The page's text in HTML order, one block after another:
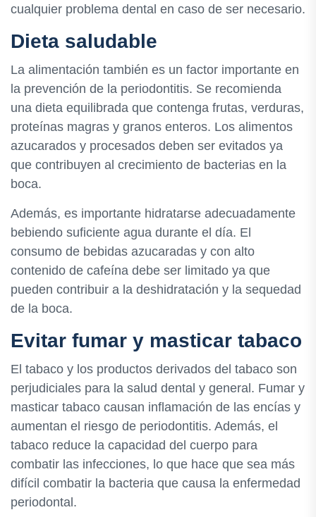
cualquier problema dental en caso de ser necesario.
Dieta saludable
La alimentación también es un factor importante en
la prevención de la periodontitis. Se recomienda
una dieta equilibrada que contenga frutas, verduras,
proteínas magras y granos enteros. Los alimentos
azucarados y procesados deben ser evitados ya
que contribuyen al crecimiento de bacterias en la
boca.
Además, es importante hidratarse adecuadamente
bebiendo suficiente agua durante el día. El
consumo de bebidas azucaradas y con alto
contenido de cafeína debe ser limitado ya que
pueden contribuir a la deshidratación y la sequedad
de la boca.
Evitar fumar y masticar tabaco
El tabaco y los productos derivados del tabaco son
perjudiciales para la salud dental y general. Fumar y
masticar tabaco causan inflamación de las encías y
aumentan el riesgo de periodontitis. Además, el
tabaco reduce la capacidad del cuerpo para
combatir las infecciones, lo que hace que sea más
difícil combatir la bacteria que causa la enfermedad
periodontal.